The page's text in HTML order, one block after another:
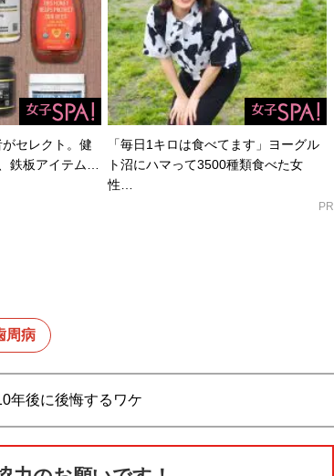
セレクト。健
鉄板アイテム…
「毎日1キロは食べてます」ヨーグル
ト沼にハマって3500種類食べた女
性…
PR
周病
年後に後悔するワケ